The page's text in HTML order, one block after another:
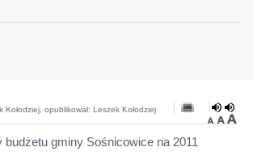
opublikował: Leszek Kołodziej
gminy Sośnicowice na 2011